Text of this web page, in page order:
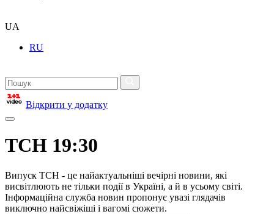
UA
RU
Відкрити у додатку
ТСН 19:30
Випуск ТСН - це найактуальніші вечірні новини, які
висвітлюють не тільки події в Україні, а й в усьому світі.
Інформаційна служба новин пропонує увазі глядачів
виключно найсвіжіші і вагомі сюжети.